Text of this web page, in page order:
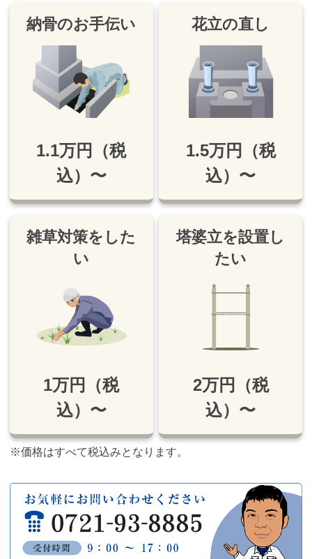
納骨のお手伝い
1.1万円（税
込）〜
花立の直し
1.5万円（税
込）〜
雑草対策をした
い
1万円（税
込）〜
塔婆立を設置し
たい
2万円（税
込）〜
※価格はすべて税込みとなります。